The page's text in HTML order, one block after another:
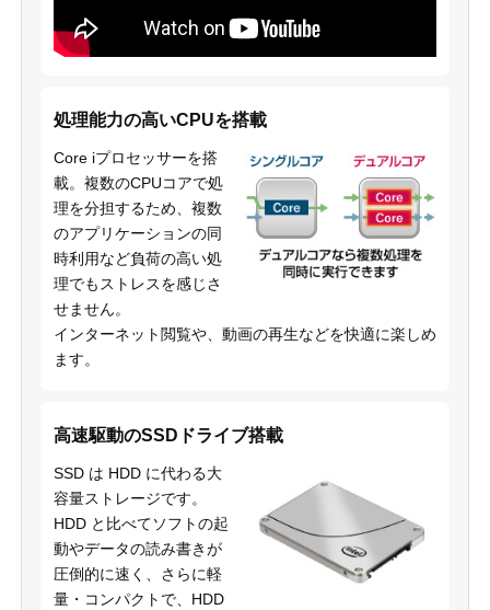
処理能力の高いCPUを搭載
Core iプロセッサーを搭
載。複数のCPUコアで処
理を分担するため、複数
のアプリケーションの同
時利用など負荷の高い処
理でもストレスを感じさ
せません。
インターネット閲覧や、動画の再生などを快適に楽しめ
ます。
高速駆動のSSDドライブ搭載
SSD は HDD に代わる大
容量ストレージです。
HDD と比べてソフトの起
動やデータの読み書きが
圧倒的に速く、さらに軽
量・コンパクトで、HDD